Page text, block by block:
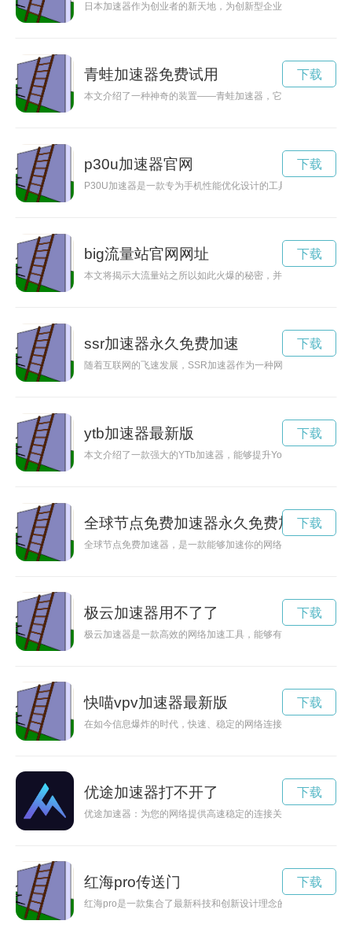
日本加速器作为创业者的新天地，为创新型企业提供最佳的支
青蛙加速器免费试用
本文介绍了一种神奇的装置——青蛙加速器，它能够让普通的青
下载
p30u加速器官网
P30U加速器是一款专为手机性能优化设计的工具，能够让您
下载
big流量站官网网址
本文将揭示大流量站之所以如此火爆的秘密，并探讨其背后的原
下载
ssr加速器永久免费加速
随着互联网的飞速发展，SSR加速器作为一种网络加速工具，
下载
ytb加速器最新版
本文介绍了一款强大的YTb加速器，能够提升Youtube的浏览速
下载
全球节点免费加速器永久免费加速
全球节点免费加速器，是一款能够加速你的网络访问速度的工
下载
极云加速器用不了了
极云加速器是一款高效的网络加速工具，能够有效提升网络速
下载
快喵vpv加速器最新版
在如今信息爆炸的时代，快速、稳定的网络连接已经成为人们
下载
优途加速器打不开了
优途加速器：为您的网络提供高速稳定的连接关键词: 优途加速
下载
红海pro传送门
红海pro是一款集合了最新科技和创新设计理念的数码设备，让
下载